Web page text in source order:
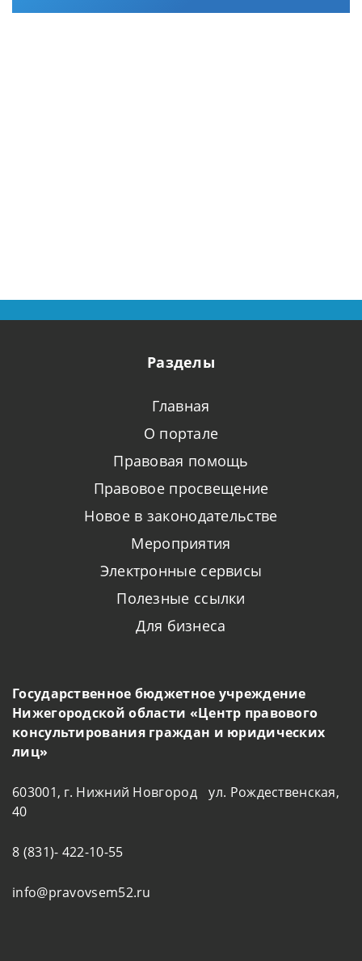
Разделы
Главная
О портале
Правовая помощь
Правовое просвещение
Новое в законодательстве
Мероприятия
Электронные сервисы
Полезные ссылки
Для бизнеса
Государственное бюджетное учреждение
Нижегородской области «Центр правового
консультирования граждан и юридических
лиц»
603001, г. Нижний Новгород ул. Рождественская,
40
8 (831)- 422-10-55
info@pravovsem52.ru